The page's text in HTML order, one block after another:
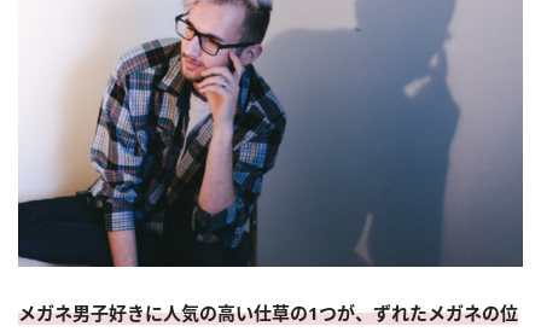
メガネ男子好きに人気の高い仕草の1つが、ずれたメガネの位